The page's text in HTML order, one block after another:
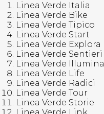
Linea Verde Italia
Linea Verde Bike
Linea Verde Tipico
Linea Verde Start
Linea Verde Explora
Linea Verde Sentieri
Linea Verde Illumina
Linea Verde Life
Linea Verde Radici
Linea Verde Tour
Linea Verde Storie